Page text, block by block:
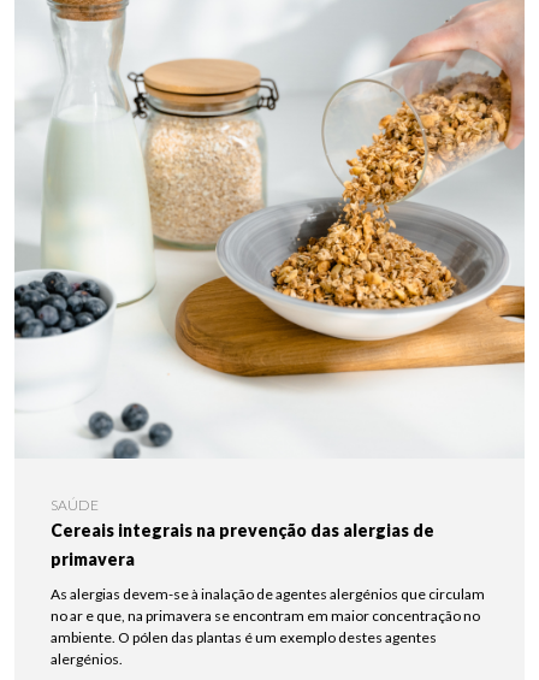
SAÚDE
Cereais integrais na prevenção das alergias de
primavera
As alergias devem-se à inalação de agentes alergénios que circulam
no ar e que, na primavera se encontram em maior concentração no
ambiente. O pólen das plantas é um exemplo destes agentes
alergénios.